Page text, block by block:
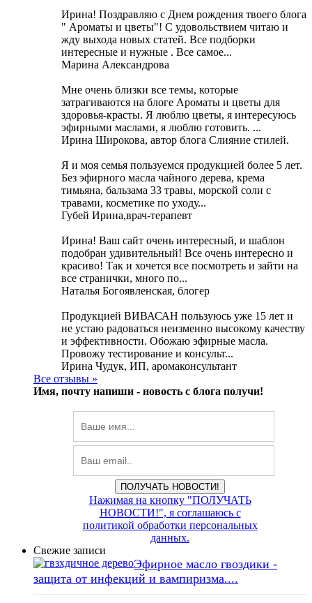
Ирина! Поздравляю с Днем рождения твоего блога
" Ароматы и цветы"! С удовольствием читаю и
жду выхода новых статей. Все подборки
интересные и нужные . Все самое...
Марина Александрова
Мне очень близки все темы, которые
затрагиваются на блоге Ароматы и цветы для
здоровья-красты. Я люблю цветы, я интересуюсь
эфирными маслами, я люблю готовить. ...
Ирина Широкова, автор блога Слияние стилей.
Я и моя семья пользуемся продукцией более 5 лет.
Без эфирного масла чайного дерева, крема
тимьяна, бальзама 33 травы, морской соли с
травами, косметике по уходу...
Губей Ирина,врач-терапевт
Ирина! Ваш сайт очень интересный, и шаблон
подобран удивительный! Все очень интересно и
красиво! Так и хочется все посмотреть и зайти на
все странички, много по...
Наталья Богоявленская, блогер
Продукцией ВИВАСАН пользуюсь уже 15 лет и
не устаю радоваться неизменно высокому качеству
и эффективности. Обожаю эфирные масла.
Провожу тестирование и консульт...
Ирина Чудук, ИП, аромаконсультант
Все отзывы »
Имя, почту напиши - новость с блога получи!
ПОЛУЧАТЬ НОВОСТИ!
Нажимая на кнопку "ПОЛУЧАТЬ
НОВОСТИ!", я соглашаюсь с
политикой обработки персональных
данных.
Свежие записи
Эфирное масло гвоздики -
защита от инфекций и вампиризма....